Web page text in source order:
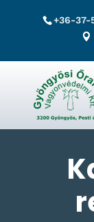
+36-37-